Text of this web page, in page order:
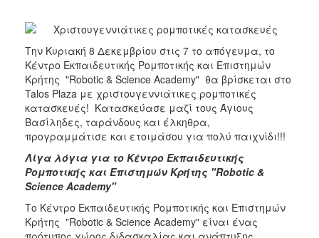
Την Κυριακή 8 Δεκεμβρίου στις 7 το απόγευμα, το
Κέντρο Εκπαιδευτικής Ρομποτικής και Επιστημών
Κρήτης "Robotic & Science Academy" θα βρίσκεται στο
Talos Plaza με χριστουγεννιάτικες ρομποτικές
κατασκευές! Κατασκεύασε μαζί τους Άγιους
Βασίληδες, ταράνδους και έλκηθρα,
προγραμμάτισε και ετοιμάσου για πολύ παιχνίδι!!!
Λίγα λόγια για το Κέντρο Εκπαιδευτικής
Ρομποτικής και Επιστημών Κρήτης "Robotic &
Science Academy"
Το Κέντρο Εκπαιδευτικής Ρομποτικής και Επιστημών
Κρήτης "Robotic & Science Academy" είναι ένας